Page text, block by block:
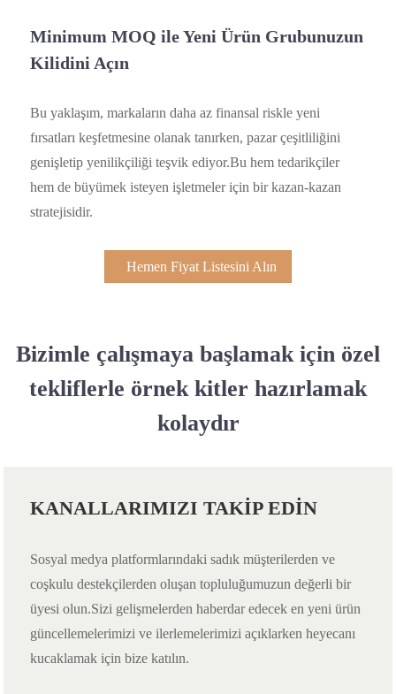
Minimum MOQ ile Yeni Ürün Grubunuzun
Kilidini Açın
Bu yaklaşım, markaların daha az finansal riskle yeni
fırsatları keşfetmesine olanak tanırken, pazar çeşitliliğini
genişletip yenilikçiliği teşvik ediyor.Bu hem tedarikçiler
hem de büyümek isteyen işletmeler için bir kazan-kazan
stratejisidir.
Hemen Fiyat Listesini Alın
Bizimle çalışmaya başlamak için özel
tekliflerle örnek kitler hazırlamak
kolaydır
KANALLARIMIZI TAKİP EDİN
Sosyal medya platformlarındaki sadık müşterilerden ve
coşkulu destekçilerden oluşan topluluğumuzun değerli bir
üyesi olun.Sizi gelişmelerden haberdar edecek en yeni ürün
güncellemelerimizi ve ilerlemelerimizi açıklarken heyecanı
kucaklamak için bize katılın.